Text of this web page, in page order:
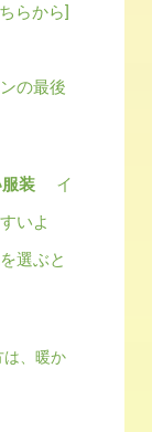
らから]
の最後
装
イ
いよ
選ぶと
、暖か